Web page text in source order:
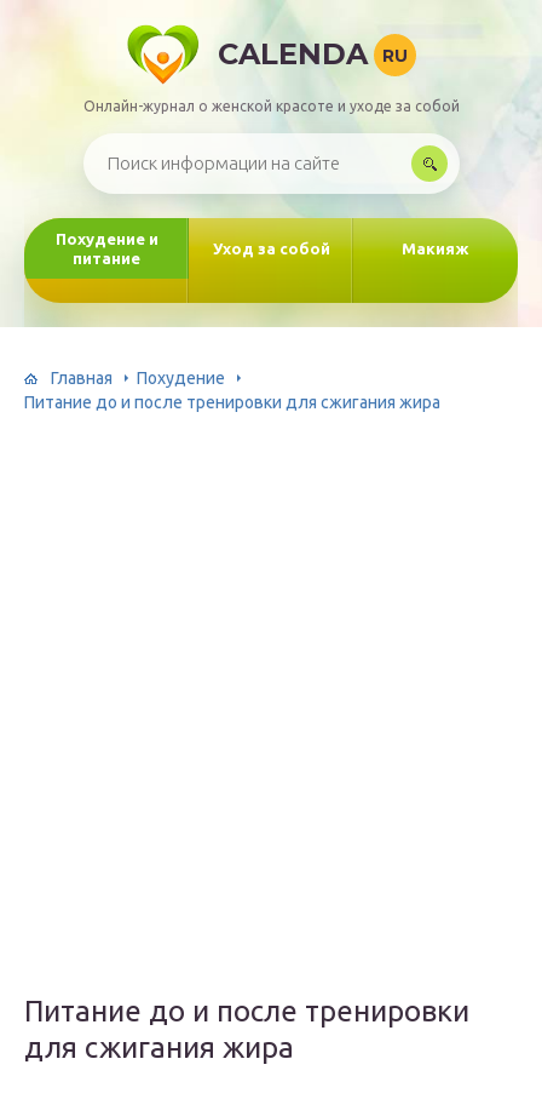
CALENDA RU
Онлайн-журнал о женской красоте и уходе за собой
Похудение и
питание
Уход за собой Макияж
Главная
Похудение
Питание до и после тренировки для сжигания жира
Питание до и после тренировки
для сжигания жира